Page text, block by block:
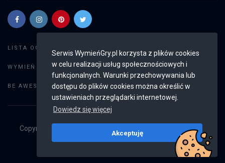
Serwis WymieńGry.pl korzysta z plików cookies
w celu realizacji usług społecznościowych i
funkcjonalnych. Warunki przechowywania lub
dostępu do plików cookies można określić w
ustawieniach przeglądarki internetowej.
Dowiedz się więcej
Akceptuję
LISTA OGŁOSZEŃ:
WYMIEŃ GRY: Dodaj ogłoszenie
BE AWESOME: Weryfikacja konta
Copyright © 2019 - 2026
Wszystkie prawa
v2.8.2